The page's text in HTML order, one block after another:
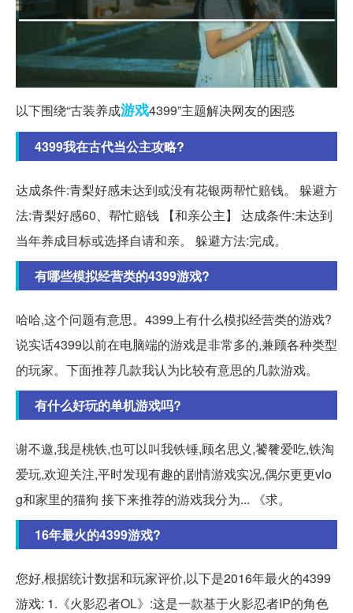
以下围绕“古装养成游戏4399”主题解决网友的困惑
4399我在古代当公主攻略?
达成条件:青梨好感未达到或没有花银两帮忙赔钱。 躲避方
法:青梨好感60、帮忙赔钱 【和亲公主】 达成条件:未达到
当年养成目标或选择自请和亲。 躲避方法:完成。
有哪些模拟经营类的4399游戏?
哈哈,这个问题有意思。4399上有什么模拟经营类的游戏?
说实话4399以前在电脑端的游戏是非常多的,兼顾各种类型
的玩家。下面推荐几款我认为比较有意思的几款游戏。
有什么好玩的单机游戏吗?
谢不邀,我是桃铁,也可以叫我铁锤,顾名思义,饕餮爱吃,铁淘
爱玩,欢迎关注,平时发现有趣的剧情游戏实况,偶尔更更vlo
g和家里的猫狗 接下来推荐的游戏我分为... 《求。
16年最火的4399游戏?
您好,根据统计数据和玩家评价,以下是2016年最火的4399
游戏: 1.《火影忍者OL》:这是一款基于火影忍者IP的角色